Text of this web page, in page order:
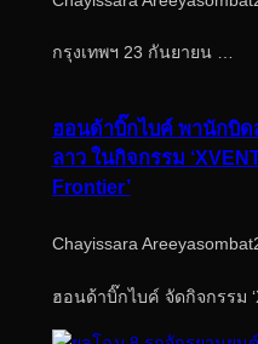
กรุงเทพฯ 23 กันยายน …
ฮอนด้าบิ๊กไบค์ พานักบิ
ลาว ในกิจกรรม
Frontier’
Chayissara Areeyasombat
ฮอนด้าบิ๊กไบค์ จัดกิจกรรม